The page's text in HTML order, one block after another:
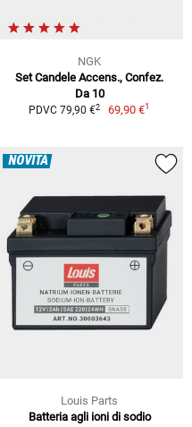
NGK
Set Candele Accens., Confez.
Da 10
PDVC 79,90 €2 69,90 €1
NOVITÀ
Louis Parts
Batteria agli ioni di sodio